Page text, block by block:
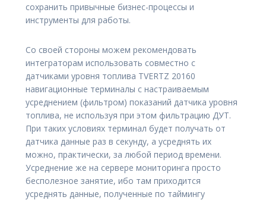
сохранить привычные бизнес-процессы и
инструменты для работы.
Со своей стороны можем рекомендовать
интеграторам использовать совместно с
датчиками уровня топлива TVERTZ 20160
навигационные терминалы с настраиваемым
усреднением (фильтром) показаний датчика уровня
топлива, не используя при этом фильтрацию ДУТ.
При таких условиях терминал будет получать от
датчика данные раз в секунду, а усреднять их
можно, практически, за любой период времени.
Усреднение же на сервере мониторинга просто
бесполезное занятие, ибо там приходится
усреднять данные, полученные по таймингу